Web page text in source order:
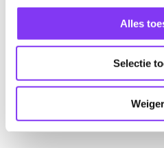
Alles
Selectie
het titeltekst van de reis. In
het minimum aantal
reis niet door kan gaan,
In het geval dat een reis niet
een overmachtsituatie
gelden waarbij geen